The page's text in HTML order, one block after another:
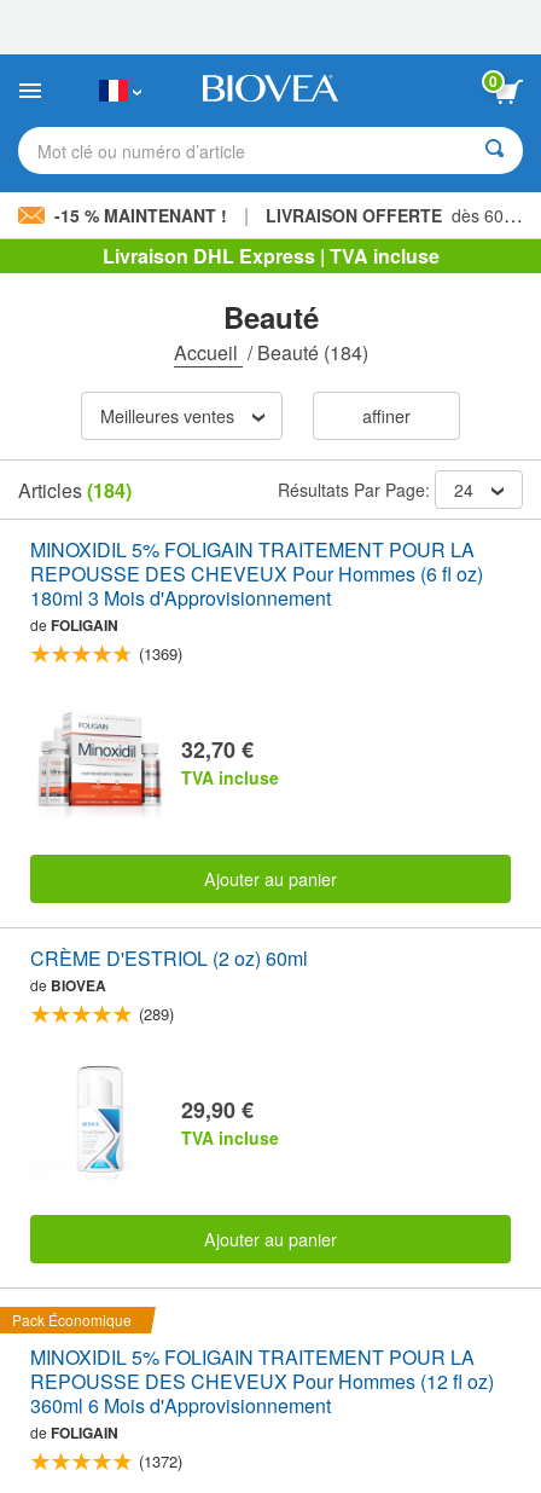
:
site
comprend
un
d'accessibilité.
0
Mot clé ou numéro d’article
-15 % MAINTENANT ! | LIVRAISON OFFERTE dès 60,00 € »
Livraison DHL Express | TVA incluse
Beauté
Accueil /Beauté(184)
Meilleures ventes affiner
Articles(184) Résultats Par Page: 24
MINOXIDIL 5% FOLIGAIN TRAITEMENT POUR LA
REPOUSSE DES CHEVEUX Pour Hommes (6 fl oz)
180ml 3 Mois d'Approvisionnement
de FOLIGAIN
(1369)
32,70 €
TVA incluse
Ajouter au panier
CRÈME D'ESTRIOL (2 oz) 60ml
de BIOVEA
(289)
29,90 €
TVA incluse
Ajouter au panier
Pack Économique
MINOXIDIL 5% FOLIGAIN TRAITEMENT POUR LA
REPOUSSE DES CHEVEUX Pour Hommes (12 fl oz)
360ml 6 Mois d'Approvisionnement
de FOLIGAIN
(1372)